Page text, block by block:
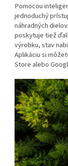
Pomocou
jednoduchý
náhradných
poskytuje tiež
výrobku, stav
Aplikáciu si
Store alebo